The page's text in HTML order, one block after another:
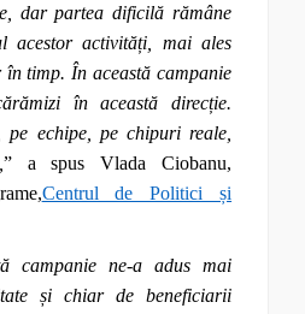
dar partea dificilă rămâne
acestor activități, mai ales
în timp. În această campanie
în această direcție.
pe echipe, pe chipuri reale,
” a spus Vlada Ciobanu,
Centrul de Politici și
campanie ne-a adus mai
și chiar de beneficiarii